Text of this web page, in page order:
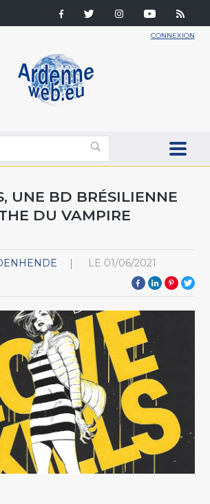
CONNEXION
UNE BD BRÉSILIENNE
DU VAMPIRE
LE 01/06/2021